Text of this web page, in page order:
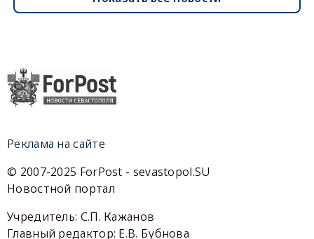
Реклама на сайте
© 2007-2025 ForPost - sevastopol.SU
Новостной портал
Учредитель: С.П. Кажанов
Главный редактор: Е.В. Бубнова